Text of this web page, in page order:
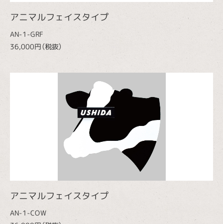
アニマルフェイスタイプ
AN-1-GRF
36,000円（税抜）
アニマルフェイスタイプ
AN-1-COW